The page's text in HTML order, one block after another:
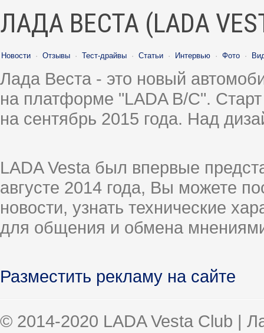
ЛАДА ВЕСТА (LADA
Новости · Отзывы · Тест-драйвы · Статьи · Интервью · Фото ·
Лада Веста - это новый
на платформе "LADA B/C".
на сентябрь 2015 года. Над
LADA Vesta был впервые
августе 2014 года, Вы можете
новости, узнать технические
для общения и обмена
Разместить рекламу на сайте
© 2014-2020 LADA Vesta Club |